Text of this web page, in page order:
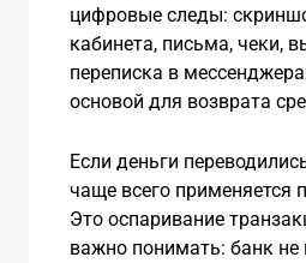
цифровые следы:
кабинета, письма, чеки,
переписка в
основой для возврата
Если деньги
чаще всего применяется
Это оспаривание
важно понимать: банк не